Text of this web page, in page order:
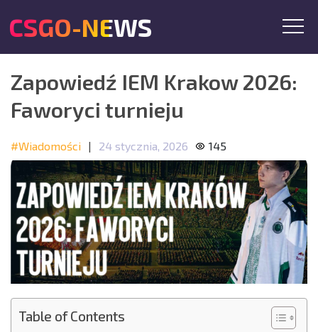
CSGO-NEWS
Zapowiedź IEM Krakow 2026:
Faworyci turnieju
#Wiadomości | 24 stycznia, 2026 145
Table of Contents